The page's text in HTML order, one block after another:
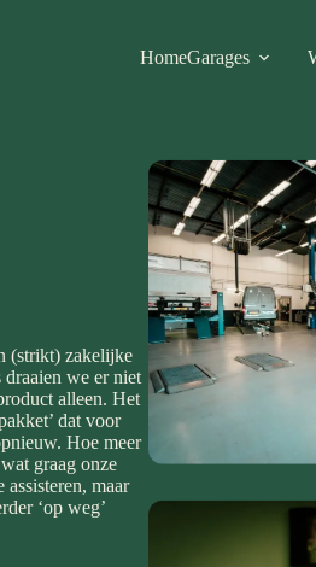
HomeGarages
(strikt) zakelijke
we er niet
alleen. Het
dat voor
Hoe meer
graag onze
maar
‘op weg’